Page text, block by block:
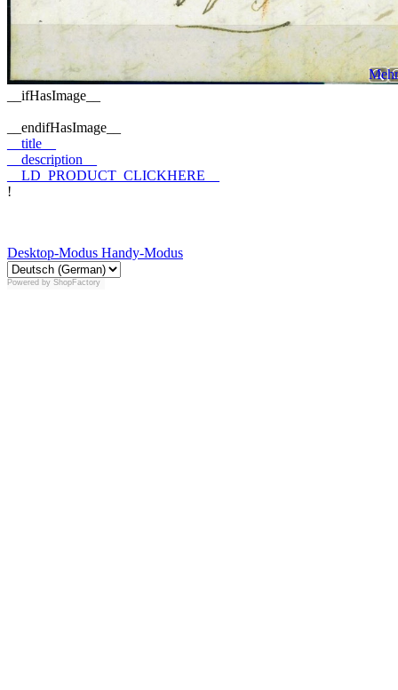
__ifHasImage__
__endifHasImage__
__title__
__description__
__LD_PRODUCT_CLICKHERE__
!
Desktop-Modus Handy-Modus
Powered by ShopFactory